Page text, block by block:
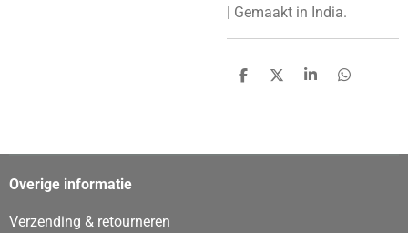
| Gemaakt in India.
D
D
S
D
Overige informatie
Verzending & retourneren